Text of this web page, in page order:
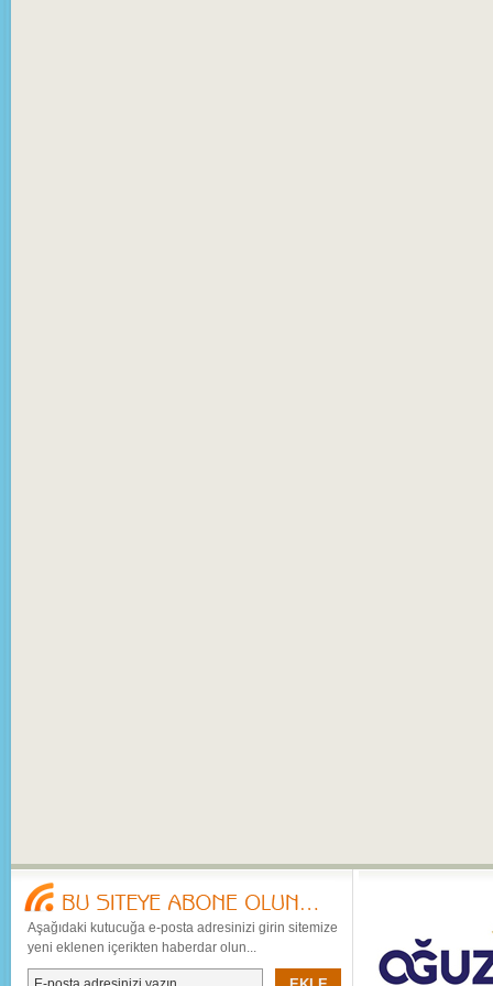
Aşağıdaki kutucuğa e-posta adresinizi girin sitemize
yeni eklenen içerikten haberdar olun...